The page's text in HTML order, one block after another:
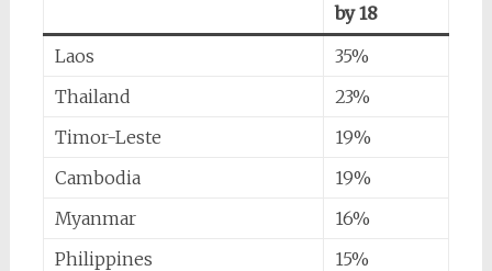
by 18
Laos
35%
Thailand
23%
Timor-Leste
19%
Cambodia
19%
Myanmar
16%
Philippines
15%